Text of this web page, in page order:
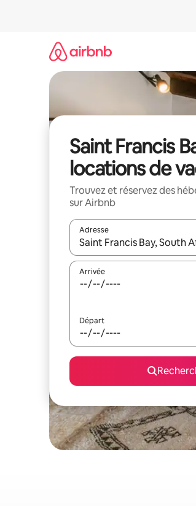
Saint Francis
locations de
Trouvez et réservez des
sur Airbnb
Adresse
Lorsque les résultats
Arrivée
Départ